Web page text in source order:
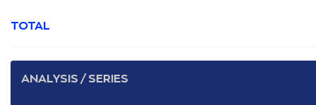
TOTAL
ANALYSIS / SERIES